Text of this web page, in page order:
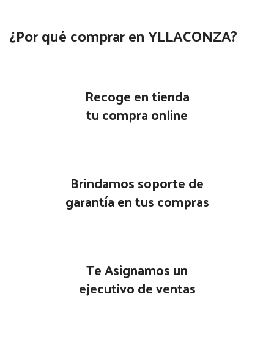
¿Por qué comprar en YLLACONZA?
Recoge en tienda
tu compra online
Brindamos soporte de
garantía en tus compras
Te Asignamos un
ejecutivo de ventas